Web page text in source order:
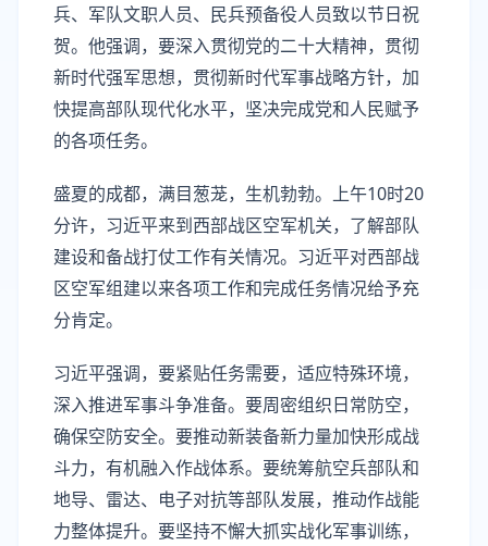
兵、军队文职人员、民兵预备役人员致以节日祝
贺。他强调，要深入贯彻党的二十大精神，贯彻
新时代强军思想，贯彻新时代军事战略方针，加
快提高部队现代化水平，坚决完成党和人民赋予
的各项任务。
盛夏的成都，满目葱茏，生机勃勃。上午10时20
分许，习近平来到西部战区空军机关，了解部队
建设和备战打仗工作有关情况。习近平对西部战
区空军组建以来各项工作和完成任务情况给予充
分肯定。
习近平强调，要紧贴任务需要，适应特殊环境，
深入推进军事斗争准备。要周密组织日常防空，
确保空防安全。要推动新装备新力量加快形成战
斗力，有机融入作战体系。要统筹航空兵部队和
地导、雷达、电子对抗等部队发展，推动作战能
力整体提升。要坚持不懈大抓实战化军事训练，